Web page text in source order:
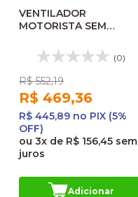
VENTILADOR
MOTORISTA SEM
220MM 24023332
(0)
R$ 552,19
R$ 469,36
R$ 445,89 no PIX (5%
OFF)
ou 3x de R$ 156,45 sem
juros
Adicionar